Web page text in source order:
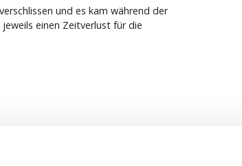
und es kam während der
einen Zeitverlust für die